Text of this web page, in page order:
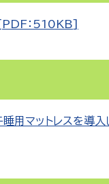
[PDF：510KB]
用マットレスを導